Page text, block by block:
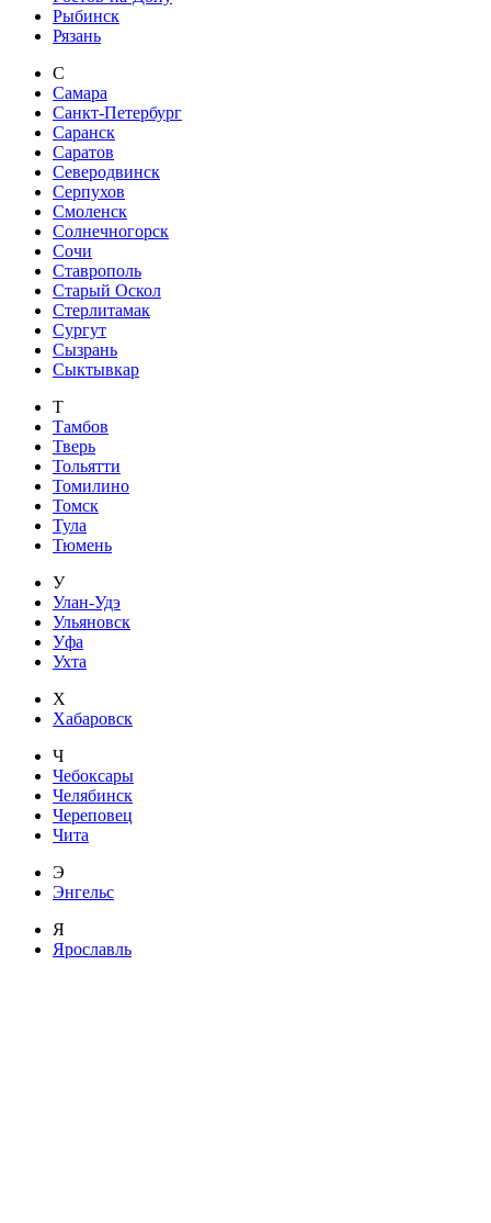
Рыбинск
Рязань
С
Самара
Санкт-Петербург
Саранск
Саратов
Северодвинск
Серпухов
Смоленск
Солнечногорск
Сочи
Ставрополь
Старый Оскол
Стерлитамак
Сургут
Сызрань
Сыктывкар
Т
Тамбов
Тверь
Тольятти
Томилино
Томск
Тула
Тюмень
У
Улан-Удэ
Ульяновск
Уфа
Ухта
Х
Хабаровск
Ч
Чебоксары
Челябинск
Череповец
Чита
Э
Энгельс
Я
Ярославль